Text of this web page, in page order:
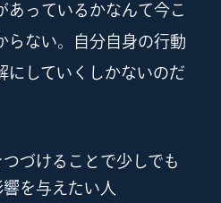
あっているかなんて今こ
らない。
自分自身の行動
にしていくしかないのだ
つづけることで少しでも
を与えたい人